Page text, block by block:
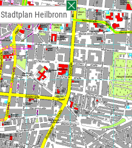
Stadtplan Heilbronn